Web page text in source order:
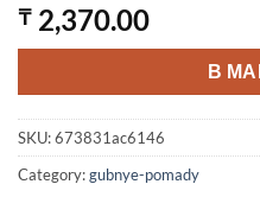
₸ 2,370.00
В
SKU:673831ac6146
Category:gubnye-pomady